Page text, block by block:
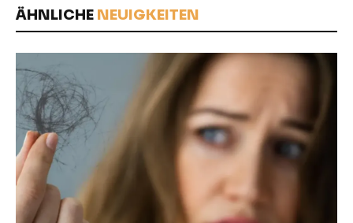
ÄHNLICHE NEUIGKEITEN